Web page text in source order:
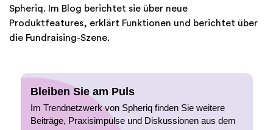
Spheriq. Im Blog berichtet sie über neue
Produktfeatures, erklärt Funktionen und berichtet über
die Fundraising-Szene.
Bleiben Sie am Puls
Im Trendnetzwerk von Spheriq finden Sie weitere
Beiträge, Praxisimpulse und Diskussionen aus dem